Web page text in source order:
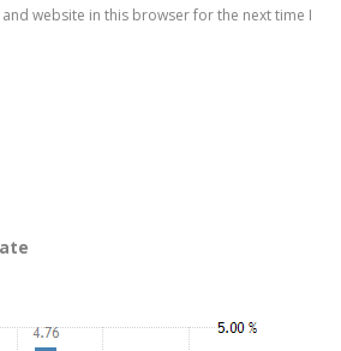
and website in this browser for the next time I